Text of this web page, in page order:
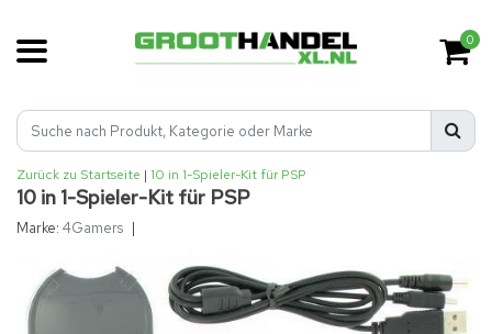
0
Zurück zu Startseite | 10 in 1-Spieler-Kit für PSP
10 in 1-Spieler-Kit für PSP
Marke: 4Gamers |